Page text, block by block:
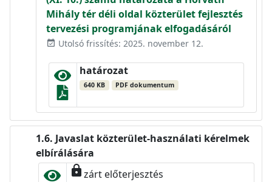
Mihály tér déli oldal közterület fejlesztés
tervezési programjának elfogadásáról
event_available Utolsó frissítés: 2025. november 12.
határozat
640 KB PDF dokumentum
Javaslat közterület-használati kérelmek
elbírálására
lockzárt előterjesztés